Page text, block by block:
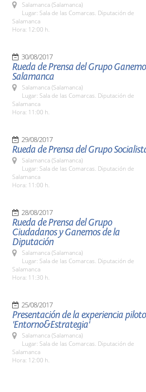
Salamanca (Salamanca)
Lugar: Sala de las Comarcas. Diputación de
Salamanca
Hora: 12:00 h.
30/08/2017
Rueda de Prensa del Grupo
Salamanca
Salamanca (Salamanca)
Lugar: Sala de las Comarcas. Diputación de
Salamanca
Hora: 11:00 h.
29/08/2017
Rueda de Prensa del Grupo
Salamanca (Salamanca)
Lugar: Sala de las Comarcas. Diputación de
Salamanca
Hora: 11:00 h.
28/08/2017
Rueda de Prensa del Grupo
Ciudadanos y Ganemos de la
Diputación
Salamanca (Salamanca)
Lugar: Sala de las Comarcas. Diputación de
Salamanca
Hora: 11:30 h.
25/08/2017
Presentación de la experiencia piloto
'Entorno&Estrategia'
Salamanca (Salamanca)
Lugar: Sala de las Comarcas. Diputación de
Salamanca
Hora: 12:00 h.